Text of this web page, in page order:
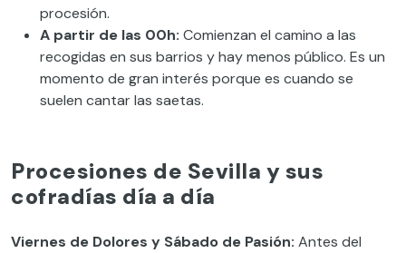
procesión.
A partir de las 00h: Comienzan el camino a las
recogidas en sus barrios y hay menos público. Es un
momento de gran interés porque es cuando se
suelen cantar las saetas.
Procesiones de Sevilla y sus
cofradías día a día
Viernes de Dolores y Sábado de Pasión: Antes del